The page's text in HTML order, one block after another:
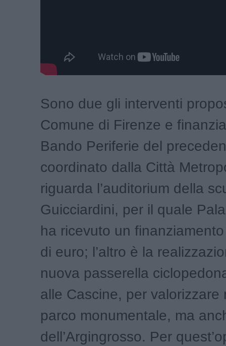
Sono due gli interventi
Comune di Firenze e
Bando Periferie del
coordinato dalla Città
riguarda l’auditorium della
Guicciardini, per il quale
ha ricevuto un
di euro; l’altro è la
nuova passerella
alle Cascine, per valorizzare
parco monumentale, ma
dell’Argingrosso. Per